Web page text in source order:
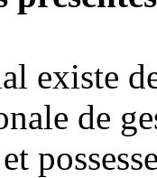
existe
de